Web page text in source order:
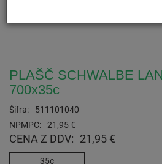
PLAŠČ SCHWALBE
700x35c
Šifra:
511101040
NPMPC:
21,95 €
CENA Z DDV: 21,95 €
35c